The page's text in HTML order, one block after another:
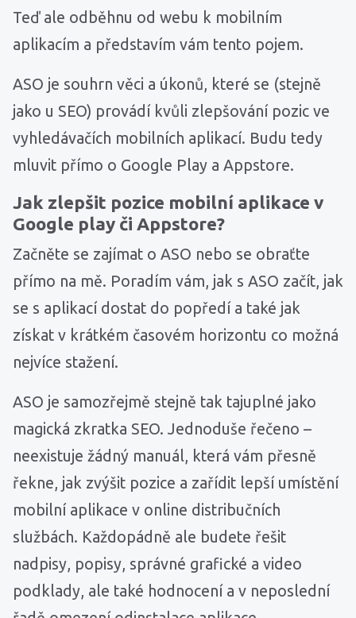
Teď ale odběhnu od webu k mobilním
aplikacím a představím vám tento pojem.
ASO je souhrn věci a úkonů, které se (stejně
jako u SEO) provádí kvůli zlepšování pozic ve
vyhledávačích mobilních aplikací. Budu tedy
mluvit přímo o Google Play a Appstore.
Jak zlepšit pozice mobilní aplikace v
Google play či Appstore?
Začněte se zajímat o ASO nebo se obraťte
přímo na mě. Poradím vám, jak s ASO začít, jak
se s aplikací dostat do popředí a také jak
získat v krátkém časovém horizontu co možná
nejvíce stažení.
ASO je samozřejmě stejně tak tajuplné jako
magická zkratka SEO. Jednoduše řečeno –
neexistuje žádný manuál, která vám přesně
řekne, jak zvýšit pozice a zařídit lepší umístění
mobilní aplikace v online distribučních
službách. Každopádně ale budete řešit
nadpisy, popisy, správné grafické a video
podklady, ale také hodnocení a v neposlední